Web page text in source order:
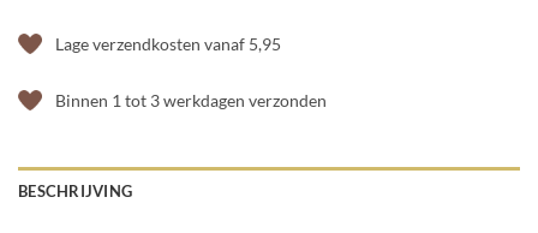
Lage verzendkosten vanaf 5,95
Binnen 1 tot 3 werkdagen verzonden
BESCHRIJVING